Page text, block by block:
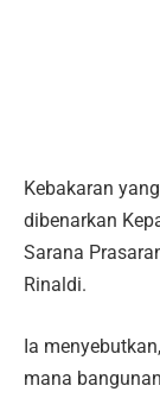
Kebakaran
dibenarkan
Sarana
Rinaldi.
Ia
mana